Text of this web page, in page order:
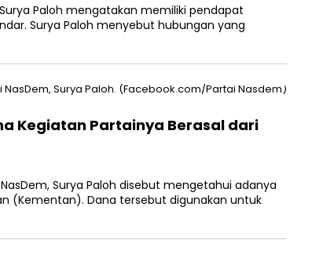
Surya Paloh mengatakan memiliki pendapat
Surya Paloh menyebut hubungan yang
Kegiatan Partainya Berasal dari
Surya Paloh disebut mengetahui adanya
(Kementan). Dana tersebut digunakan untuk